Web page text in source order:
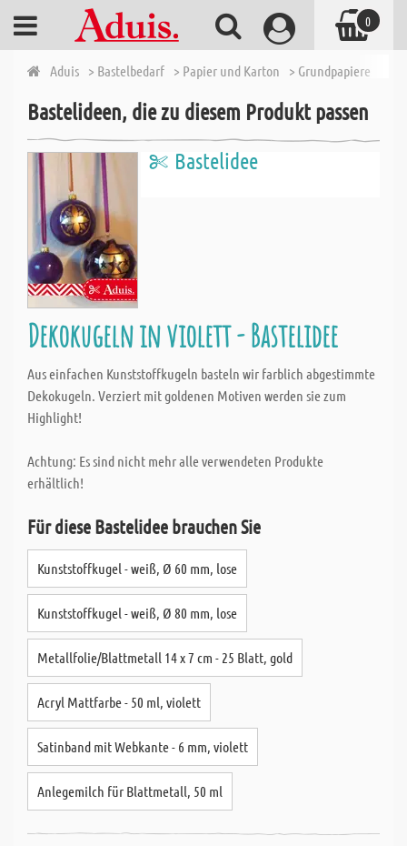
Aduis > Bastelbedarf > Papier und Karton > Grundpapiere
Bastelideen, die zu diesem Produkt passen
Bastelidee
Dekokugeln in violett - Bastelidee
Aus einfachen Kunststoffkugeln basteln wir farblich abgestimmte
Dekokugeln. Verziert mit goldenen Motiven werden sie zum
Highlight!
Achtung: Es sind nicht mehr alle verwendeten Produkte
erhältlich!
Für diese Bastelidee brauchen Sie
Kunststoffkugel - weiß, Ø 60 mm, lose
Kunststoffkugel - weiß, Ø 80 mm, lose
Metallfolie/Blattmetall 14 x 7 cm - 25 Blatt, gold
Acryl Mattfarbe - 50 ml, violett
Satinband mit Webkante - 6 mm, violett
Anlegemilch für Blattmetall, 50 ml
0